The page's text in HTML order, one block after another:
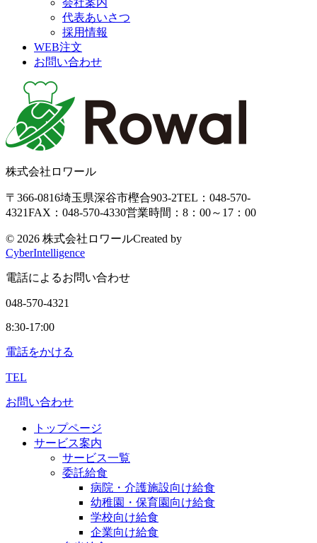
代表あいさつ
採用情報
WEB注文
お問い合わせ
株式会社ロワール
〒366-0816埼玉県深谷市樫合903-2TEL：048-570-
4321FAX：048-570-4330営業時間：8：00～17：00
© 2026 株式会社ロワールCreated by
CyberIntelligence
電話によるお問い合わせ
048-570-4321
8:30-17:00
電話をかける
TEL
お問い合わせ
トップページ
サービス案内
サービス一覧
委託給食
病院・介護施設向け給食
幼稚園・保育園向け給食
学校向け給食
企業向け給食